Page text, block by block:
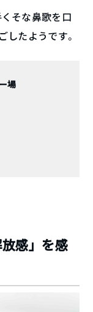
そな鼻歌を口
したようです。
場
感」を感